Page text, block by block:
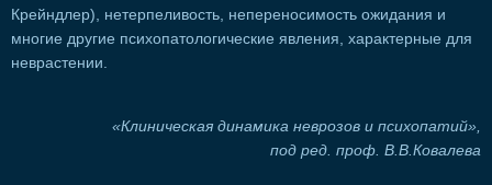
Крейндлер), нетерпеливость, непереносимость ожидания и
многие другие психопатологические явления, характерные для
неврастении.
«Клиническая динамика неврозов и психопатий»,
под ред. проф. В.В.Ковалева